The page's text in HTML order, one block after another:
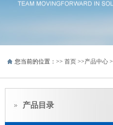
您当前的位置：>> 首页 >>产品中心
产品目录